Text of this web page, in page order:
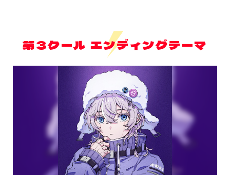
ホーム
最新情報
放送・配信情報
イントロダクション
あらすじ
登場キャラクター
ムービー
第3クール エンディングテーマ